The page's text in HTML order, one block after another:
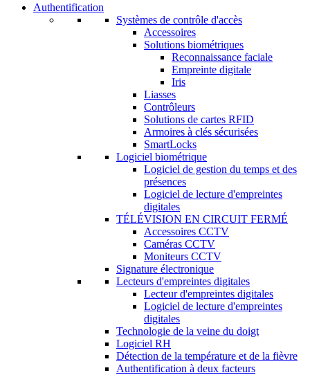
Authentification
Systèmes de contrôle d'accès
Accessoires
Solutions biométriques
Reconnaissance faciale
Empreinte digitale
Iris
Liasses
Contrôleurs
Solutions de cartes RFID
Armoires à clés sécurisées
SmartLocks
Logiciel biométrique
Logiciel de gestion du temps et des
présences
Logiciel de lecture d'empreintes
digitales
TÉLÉVISION EN CIRCUIT FERMÉ
Accessoires CCTV
Caméras CCTV
Moniteurs CCTV
Signature électronique
Lecteurs d'empreintes digitales
Lecteur d'empreintes digitales
Logiciel de lecture d'empreintes
digitales
Technologie de la veine du doigt
Logiciel RH
Détection de la température et de la fièvre
Authentification à deux facteurs